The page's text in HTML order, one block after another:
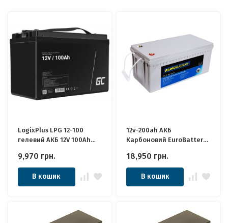
LogixPlus LPG 12-100
гелевий АКБ 12V 100Ah
Котла, Інвертора, ДБЖ,
ДБЖ, Панелей Сонячних
9,970 грн.
В кошик
12v-200ah АКБ
Карбоновий EuroBattery
Якісні ідеально для
Котла, Інвертора, ДБЖ,
Панелей Сонячних
18,950 грн.
В кошик